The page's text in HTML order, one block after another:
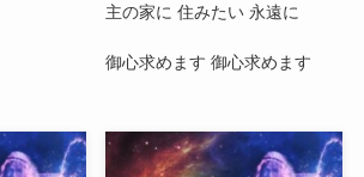
主の家に 住みたい 永遠に
御心求めます 御心求めます